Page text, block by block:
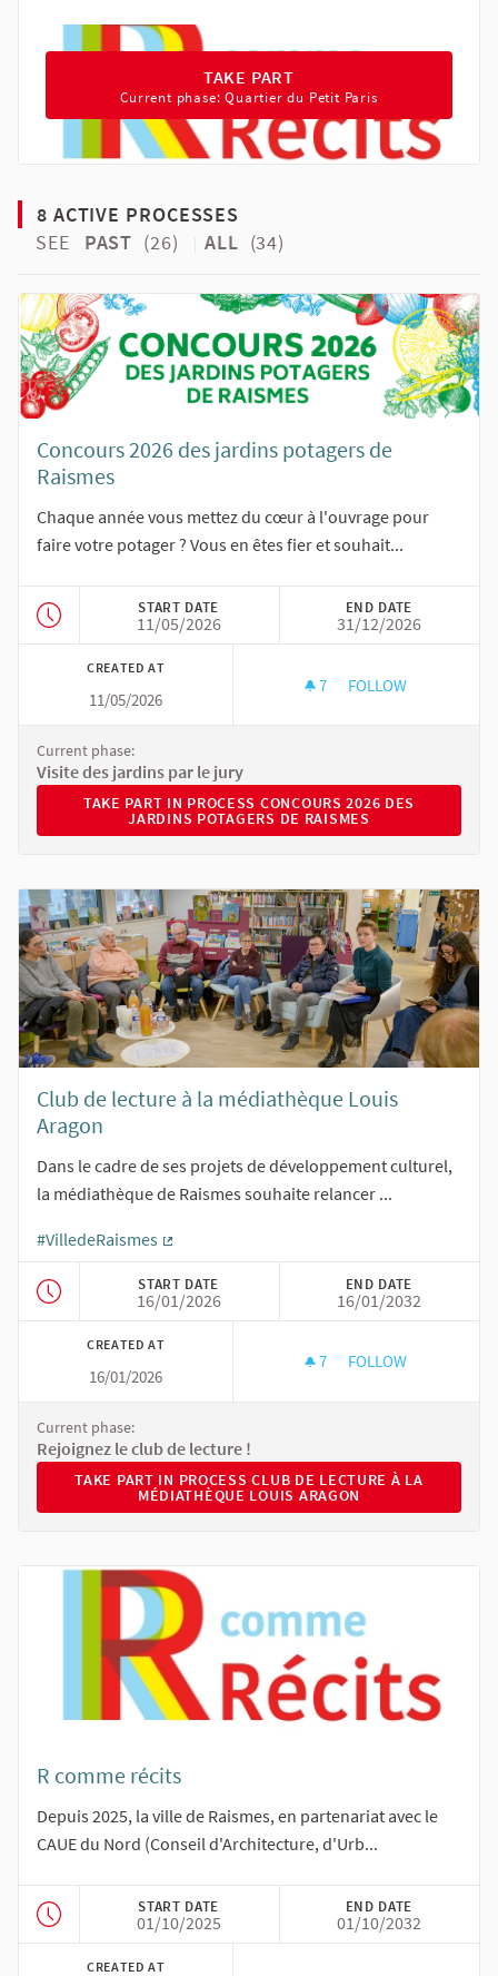
TAKE PART IN PROCESS R COMME
TAKE PART
Current phase: Quartier du Petit Paris
8 ACTIVE PROCESSES
SEE
PAST (26) ALL (34)
Concours 2026 des jardins potagers de
Raismes
Chaque année vous mettez du cœur à l'ouvrage pour
faire votre potager ? Vous en êtes fier et souhait...
START DATE
11/05/2026
END DATE
31/12/2026
CREATED AT
11/05/2026
7 7 FOLLOWERS
FOLLOW
Current phase:
Visite des jardins par le jury
TAKE PART IN PROCESS CONCOURS 2026 DES JARDINS
TAKE PART IN PROCESS CONCOURS 2026 DES
JARDINS POTAGERS DE RAISMES
Club de lecture à la médiathèque Louis
Aragon
Dans le cadre de ses projets de développement culturel,
la médiathèque de Raismes souhaite relancer ...
#VilledeRaismes
START DATE
16/01/2026
END DATE
16/01/2032
CREATED AT
16/01/2026
7 7 FOLLOWERS
FOLLOW
Current phase:
Rejoignez le club de lecture !
TAKE PART IN PROCESS CLUB DE LECTURE À LA
TAKE PART IN PROCESS CLUB DE LECTURE À LA
MÉDIATHÈQUE LOUIS ARAGON
R comme récits
Depuis 2025, la ville de Raismes, en partenariat avec le
CAUE du Nord (Conseil d'Architecture, d'Urb...
START DATE
01/10/2025
END DATE
01/10/2032
CREATED AT